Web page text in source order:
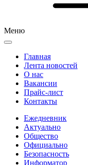
Меню
Главная
Лента новостей
О нас
Вакансии
Прайс-лист
Контакты
Ежедневник
Актуально
Общество
Официально
Безопасность
Информатор